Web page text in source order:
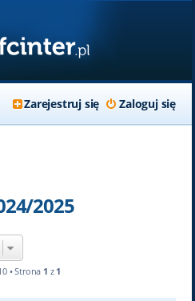
Zaloguj się
Zarejestruj się
2025
• Strona 1 z 1